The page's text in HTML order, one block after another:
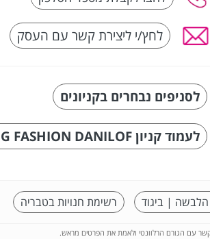
לחץ/י ליצירת קשר עם העסק
לסניפים נבחרים בקניונים
לעמוד קניון BIG FASHION DANILOF טבריה
| ביגוד רשימת חנויות בטבריה
קשר עם הגורם הרלוונטי ולאמת את הפרטים מראש.